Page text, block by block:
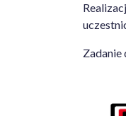
Zadanie